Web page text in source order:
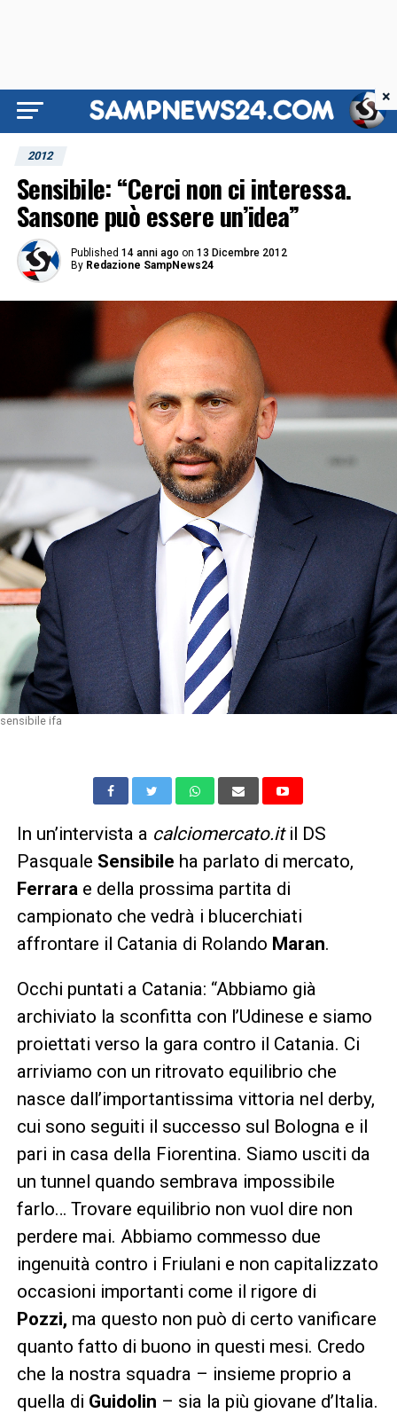
2012
Sensibile: “Cerci non ci interessa.
Sansone può essere un’idea”
Published 14 anni ago on 13 Dicembre 2012
By Redazione SampNews24
sensibile ifa
In un’intervista a calciomercato.itil DS
Pasquale Sensibile ha parlato di mercato,
Ferrarae della prossima partita di
campionato che vedrà i blucerchiati
affrontare il Catania di Rolando Maran.
Occhi puntati a Catania: “Abbiamo già
archiviato la sconfitta con l’Udinese e siamo
proiettati verso la gara contro il Catania. Ci
arriviamo con un ritrovato equilibrio che
nasce dall’importantissima vittoria nel derby,
cui sono seguiti il successo sul Bologna e il
pari in casa della Fiorentina. Siamo usciti da
un tunnel quando sembrava impossibile
farlo… Trovare equilibrio non vuol dire non
perdere mai. Abbiamo commesso due
ingenuità contro i Friulani e non capitalizzato
occasioni importanti come il rigore di
Pozzi, ma questo non può di certo vanificare
quanto fatto di buono in questi mesi. Credo
che la nostra squadra – insieme proprio a
quella di Guidolin – sia la più giovane d’Italia.
×